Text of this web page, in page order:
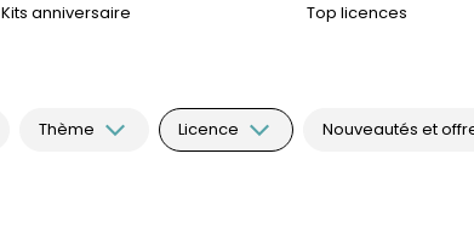
Kits anniversaire Top licences
Thème Licence Nouveautés et